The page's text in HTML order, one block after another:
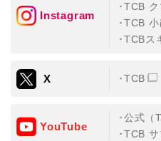
①共同して利用される情報
②共同して利用する者の範囲
③共同利用する者の利用目
Instagram
TCB ク
TCB 小
TCBス
X TCB
YouTube
公式（
TCB